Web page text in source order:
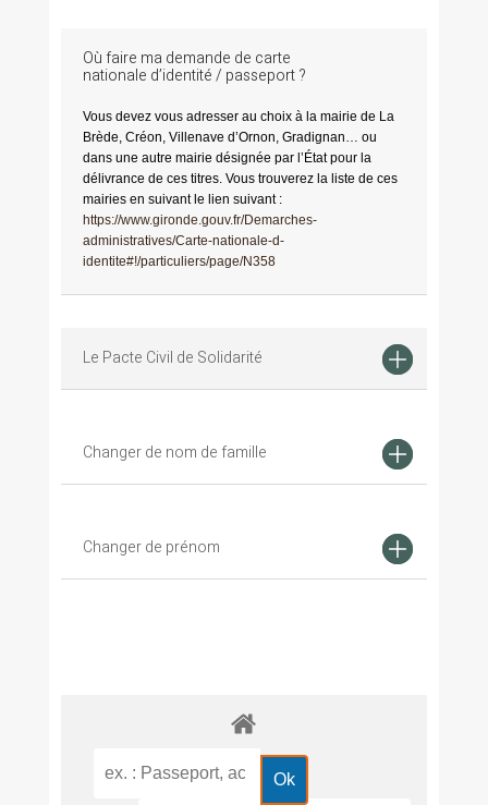
Où faire ma demande de carte
nationale d’identité / passeport ?
Vous devez vous adresser au choix à la mairie de La
Brède, Créon, Villenave d’Ornon, Gradignan… ou
dans une autre mairie désignée par l’État pour la
délivrance de ces titres. Vous trouverez la liste de ces
mairies en suivant le lien suivant :
https://www.gironde.gouv.fr/Demarches-
administratives/Carte-nationale-d-
identite#!/particuliers/page/N358
Le Pacte Civil de Solidarité
Changer de nom de famille
Changer de prénom